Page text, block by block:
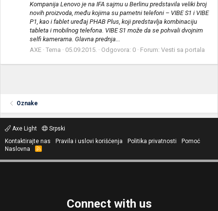
Kompanija Lenovo je na IFA sajmu u Berlinu predstavila veliki broj
novih proizvoda, među kojima su pametni telefoni – VIBE S1 i VIBE
P1, kao i fablet uređaj PHAB Plus, koji predstavlja kombinaciju
tableta i mobilnog telefona. VIBE S1 može da se pohvali dvojnim
selfi kamerama. Glavna prednja...
AXE Tema 05.09.2015. Odgovora: 0 Forum: Vesti sa portala
Oznake
Axe Light
Srpski
Kontaktirajte nas
Pravila i uslovi korišćenja Politika privatnosti
Pomoć
Naslovna
R
S
Connect with us